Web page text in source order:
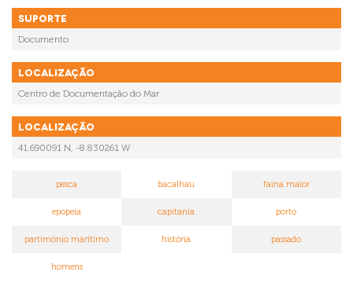
Suporte
Documento
Localização
Centro de Documentação do Mar
Localização
41.690091 N, -8.830261 W
pesca bacalhau faina maior
epopeia capitania porto
partimónio marítimo história passado
homens